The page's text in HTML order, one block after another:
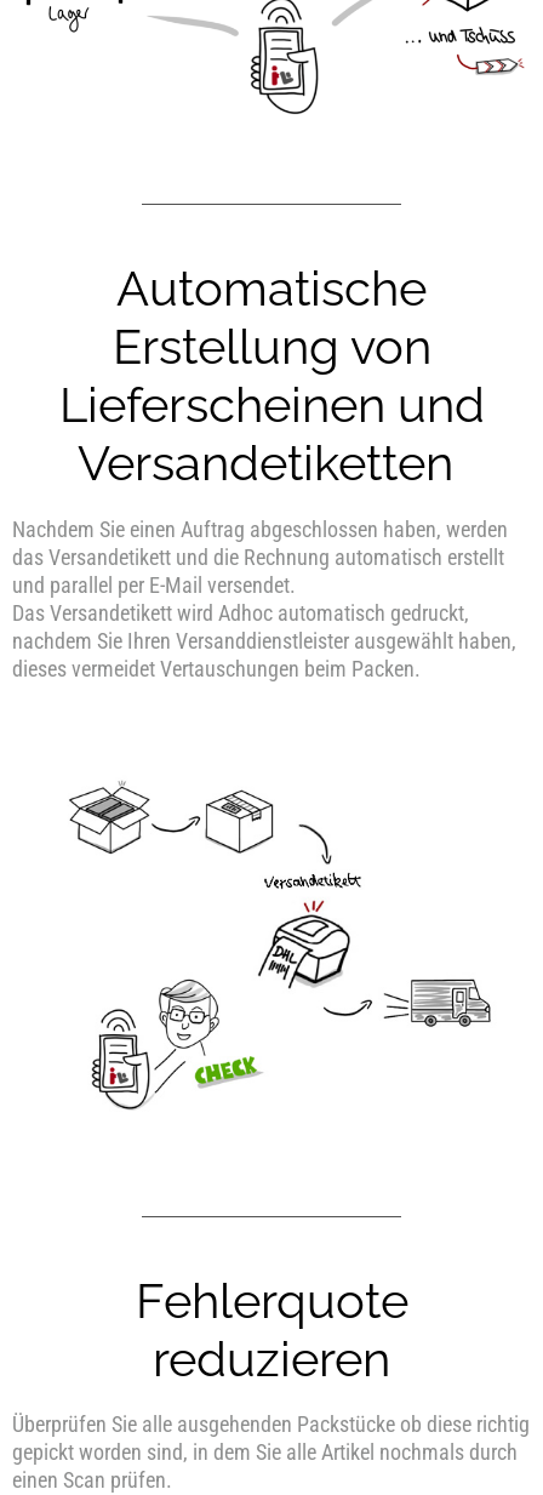
Automatische
Erstellung von
Lieferscheinen und
Versandetiketten
Nachdem Sie einen Auftrag abgeschlossen haben, werden
das Versandetikett und die Rechnung automatisch erstellt
und parallel per E-Mail versendet.
Das Versandetikett wird Adhoc automatisch gedruckt,
nachdem Sie Ihren Versanddienstleister ausgewählt haben,
dieses vermeidet Vertauschungen beim Packen.
Fehlerquote
reduzieren
Überprüfen Sie alle ausgehenden Packstücke ob diese richtig
gepickt worden sind, in dem Sie alle Artikel nochmals durch
einen Scan prüfen.